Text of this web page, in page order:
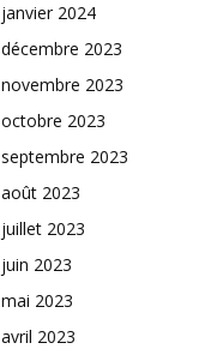
janvier 2024
décembre 2023
novembre 2023
octobre 2023
septembre 2023
août 2023
juillet 2023
juin 2023
mai 2023
avril 2023